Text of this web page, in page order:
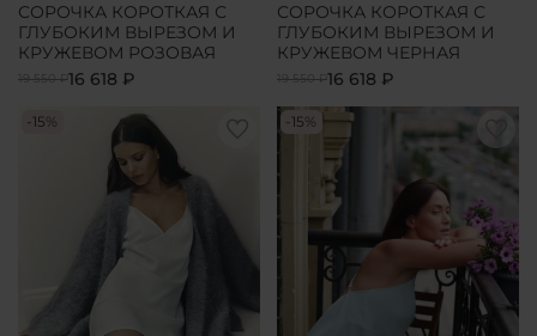
СОРОЧКА КОРОТКАЯ С
ГЛУБОКИМ ВЫРЕЗОМ И
КРУЖЕВОМ РОЗОВАЯ
19 550 ₽16 618 ₽
СОРОЧКА КОРОТКАЯ С
ГЛУБОКИМ ВЫРЕЗОМ И
КРУЖЕВОМ ЧЕРНАЯ
19 550 ₽16 618 ₽
-15% -15%